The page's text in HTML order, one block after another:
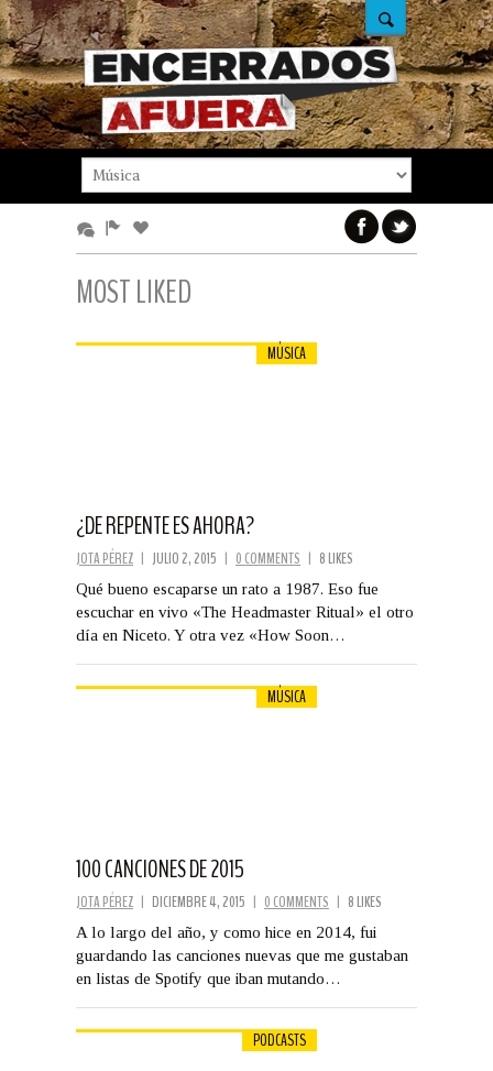
MOST LIKED
MÚSICA
¿DE REPENTE ES AHORA?
JOTA PÉREZ | JULIO 2, 2015 | 0 COMMENTS | 8 LIKES
Qué bueno escaparse un rato a 1987. Eso fue
escuchar en vivo «The Headmaster Ritual» el otro
día en Niceto. Y otra vez «How Soon…
MÚSICA
100 CANCIONES DE 2015
JOTA PÉREZ | DICIEMBRE 4, 2015 | 0 COMMENTS | 8 LIKES
A lo largo del año, y como hice en 2014, fui
guardando las canciones nuevas que me gustaban
en listas de Spotify que iban mutando…
PODCASTS